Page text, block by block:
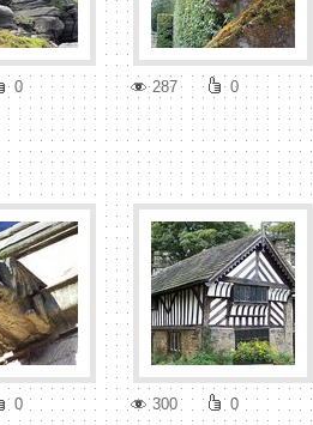
0 287 0
0 300 0